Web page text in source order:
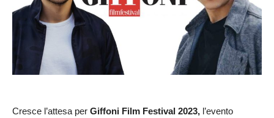
Cresce l’attesa per Giffoni Film Festival 2023, l’evento